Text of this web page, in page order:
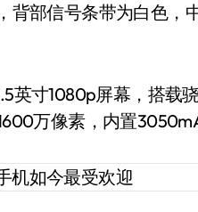
背部信号条带为白色，
英寸1080p屏幕，搭载
万像素，内置